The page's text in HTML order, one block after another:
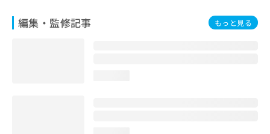
編集・監修記事 もっと見る